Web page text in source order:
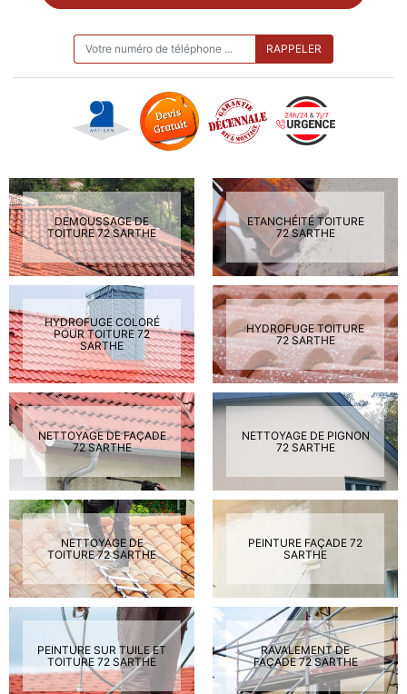
DEMOUSSAGE DE
TOITURE 72 SARTHE
ETANCHÉITÉ TOITURE
72 SARTHE
HYDROFUGE COLORÉ
POUR TOITURE 72
SARTHE
HYDROFUGE TOITURE
72 SARTHE
NETTOYAGE DE FAÇADE
72 SARTHE
NETTOYAGE DE PIGNON
72 SARTHE
NETTOYAGE DE
TOITURE 72 SARTHE
PEINTURE FAÇADE 72
SARTHE
PEINTURE SUR TUILE ET
TOITURE 72 SARTHE
RAVALEMENT DE
FAÇADE 72 SARTHE